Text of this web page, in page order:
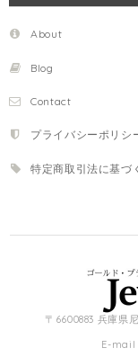
About
Blog
Contact
プライバシーポリシ
特定商取引法に基づ
〒6600883 兵庫県
E-mail